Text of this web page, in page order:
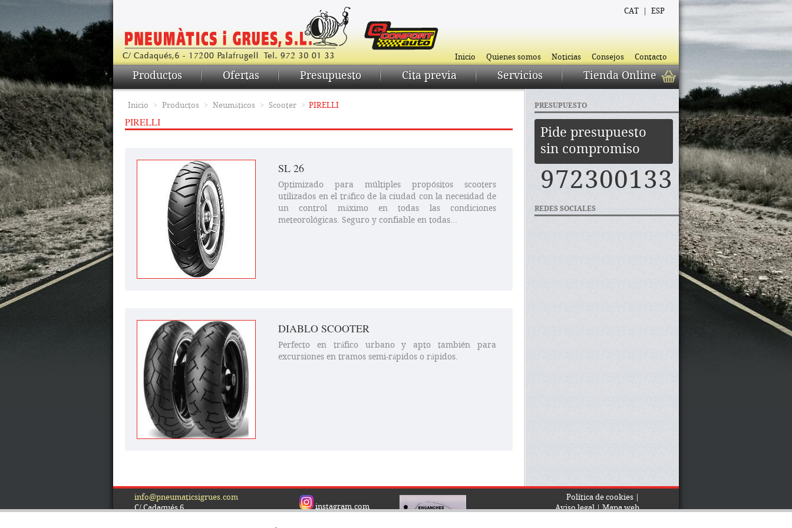
CAT ESP
Inicio Quienes somos Noticias Consejos Contacto
Productos Ofertas Presupuesto Cita previa Servicios Tienda Online
Inicio > Productos > Neumáticos > Scooter > PIRELLI
PIRELLI
SL 26
Optimizado para múltiples propósitos scooters
utilizados en el tráfico de la ciudad con la necesidad de
un control máximo en todas las condiciones
meteorológicas. Seguro y confiable en todas...
DIABLO SCOOTER
Perfecto en tráfico urbano y apto también para
excursiones en tramos semi-rápidos o rápidos.
PRESUPUESTO
Pide presupuesto
sin compromiso
972300133
REDES SOCIALES
info@pneumaticsigrues.com
C/ Cadaqués,6
instagram.com
Política de cookies
Aviso legal|Mapa web